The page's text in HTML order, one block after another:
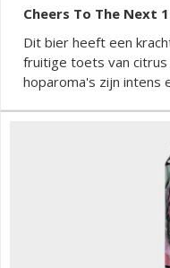
Cheers To The Next
Dit bier heeft een
fruitige toets van
hoparoma's zijn intens